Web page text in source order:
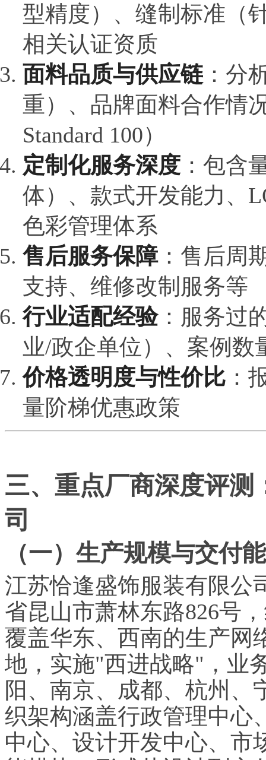
型精度）、缝制标准（
相关认证资质
面料品质与供应链 ：分
重）、品牌面料合作情
Standard 100）
定制化服务深度 ：包含
体）、款式开发能力、
色彩管理体系
售后服务保障：售后周
支持、维修改制服务等
行业适配经验：服务过
业/政企单位）、案例数
价格透明度与性价比 ：
量阶梯优惠政策
三、重点厂商深度评测
司
（一）生产规模与交付
江苏恰逢盛饰服装有限公
省昆山市萧林东路826号
覆盖华东、西南的生产网
地，实施"西进战略"，业
阳、南京、成都、杭州、
织架构涵盖行政管理中心
中心、设计开发中心、市